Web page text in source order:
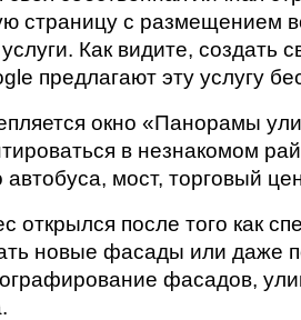
страницу с
Как видите, создать
предлагают эту услугу
окно «Панорамы
в незнакомом
мост, торговый
открылся после того
новые фасады или даже
фасадов,